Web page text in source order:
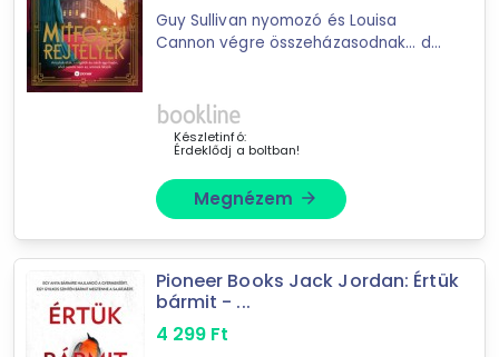
szabadidősport
egyéb járműkiegészítő
fejhallgató és kiegészítői
Bluetooth hangszóró
mikrofon
erősítő
MP3- , MP4- , MP5-, MP6 lejátszó és kiegészítői
hangfal, hangfal szett és kiegészítők
Guy Sullivan nyomozó és Louisa
Cannon végre összeházasodnak… de
berendelik dolgozni a lakodalmáról,
Készletinfó:
Érdeklődj a boltban!
Megnézem arrow_forward
Pioneer Books Jack Jordan: Értük
bármit - ...
4 299 Ft